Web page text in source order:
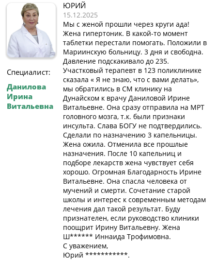
Специалист:
Данилова
Ирина
Витальевна
ЮРИЙ
15.12.2025
Мы с женой прошли через круги ада!
Жена гипертоник. В какой-то момент
таблетки перестали помогать. Положили в
Мариинскую больницу. 3 дня и свободна.
Давление подскакивало до 235.
Участковый терапевт в 123 поликлинике
сказала « Я не знаю, что с вами делать»,
мы обратились в СМ клинику на
Дунайском к врачу Даниловой Ирине
Витальевне. Она сразу отправила на МРТ
головного мозга, т.к. были признаки
инсульта. Слава БОГУ не подтвердились.
Сделали по назначению 3 капельницы.
Жена ожила. Отменила все прошлые
назначения. После 10 капельниц и
подборе лекарств жена чувствует себя
хорошо. Огромная Благодарность Ирине
Витальевне. Она спасла человека от
мучений и смерти. Сочетание старой
школы и интерес к современным методам
лечения дал такой результат. Буду
признателен, если руководство клиники
поощрит Ирину Витальевну. Жена
Ш****** Иннаида Трофимовна.
С уважением,
Юрий ***********.